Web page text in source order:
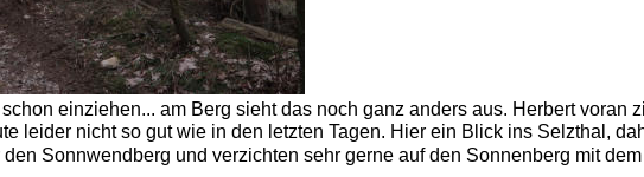
einziehen... am Berg sieht das noch ganz anders aus. Herbert voran
leider nicht so gut wie in den letzten Tagen. Hier ein Blick ins Selzthal,
Sonnwendberg und verzichten sehr gerne auf den Sonnenberg mit